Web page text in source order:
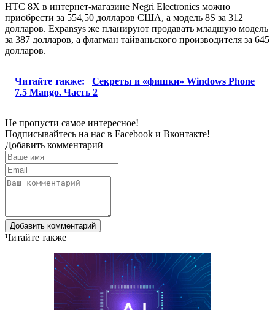
HTC 8X в интернет-магазине Negri Electronics можно
приобрести за 554,50 долларов США, а модель 8S за 312
долларов. Expansys же планируют продавать младшую модель
за 387 долларов, а флагман тайваньского производителя за 645
долларов.
Читайте также:
Секреты и «фишки» Windows Phone
7.5 Mango. Часть 2
Не пропусти самое интересное!
Подписывайтесь на нас в Facebook и Вконтакте!
Добавить комментарий
Добавить комментарий
Читайте также